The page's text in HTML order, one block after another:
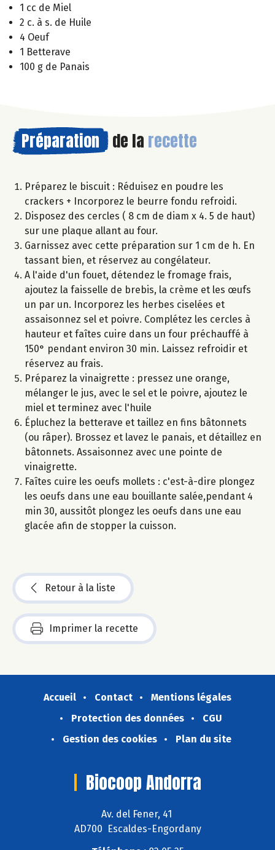
1 cc de Miel
2 c. à s. de Huile
4 Oeuf
1 Betterave
100 g de Panais
Préparation de la recette
Préparez le biscuit : Réduisez en poudre les
crackers + Incorporez le beurre fondu refroidi.
Disposez des cercles ( 8 cm de diam x 4. 5 de haut)
sur une plaque allant au four.
Garnissez avec cette préparation sur 1 cm de h. En
tassant bien, et réservez au congélateur.
A l'aide d'un fouet, détendez le fromage frais,
ajoutez la faisselle de brebis, la crème et les œufs
un par un. Incorporez les herbes ciselées et
assaisonnez sel et poivre. Complétez les cercles à
hauteur et faîtes cuire dans un four préchauffé à
150° pendant environ 30 min. Laissez refroidir et
réservez au frais.
Préparez la vinaigrette : pressez une orange,
mélanger le jus, avec le sel et le poivre, ajoutez le
miel et terminez avec l'huile
Épluchez la betterave et taillez en fins bâtonnets
(ou râper). Brossez et lavez le panais, et détaillez en
bâtonnets. Assaisonnez avec une pointe de
vinaigrette.
Faîtes cuire les oeufs mollets : c'est-à-dire plongez
les oeufs dans une eau bouillante salée,pendant 4
min 30, aussitôt plongez les oeufs dans une eau
glacée afin de stopper la cuisson.
Retour à la liste
Imprimer la recette
Accueil Contact
Mentions légales
Protection des données
CGU
Gestion des cookies
Plan du site
Biocoop Andorra
Av. del Fener, 41
AD700 Escaldes-Engordany